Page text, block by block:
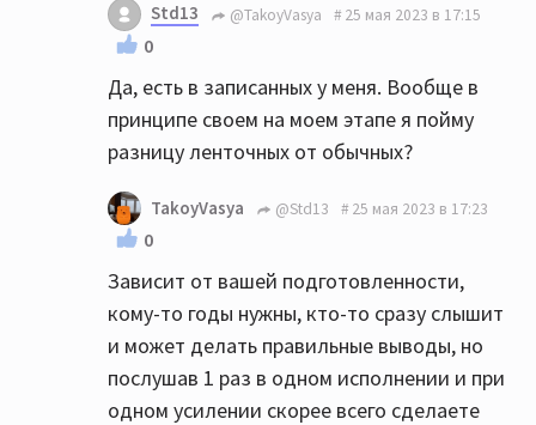
Std13 @TakoyVasya 25 мая 2023 в 17:15
0
Да, есть в записанных у меня. Вообще в
принципе своем на моем этапе я пойму
разницу ленточных от обычных?
TakoyVasya @Std13 25 мая 2023 в 17:23
0
Зависит от вашей подготовленности,
кому-то годы нужны, кто-то сразу слышит
и может делать правильные выводы, но
послушав 1 раз в одном исполнении и при
одном усилении скорее всего сделаете